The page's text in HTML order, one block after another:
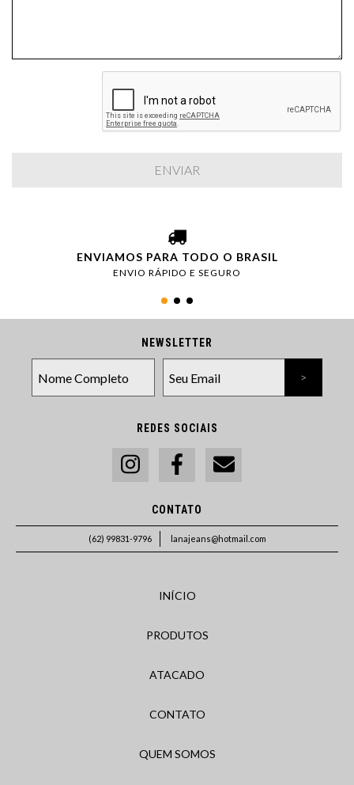
ENVIAMOS PARA TODO O BRASIL
ENVIO RÁPIDO E SEGURO
NEWSLETTER
REDES SOCIAIS
CONTATO
(62) 99831-9796 lanajeans@hotmail.com
INÍCIO
PRODUTOS
ATACADO
CONTATO
QUEM SOMOS